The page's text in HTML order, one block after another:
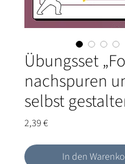
Übungsset
nachspuren
selbst
2,39 €Preis
In den